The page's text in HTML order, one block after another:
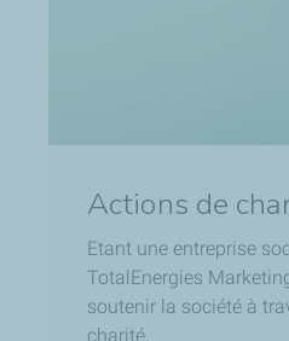
Actions de
Etant une entreprise
TotalEnergies
soutenir la société à
charité.